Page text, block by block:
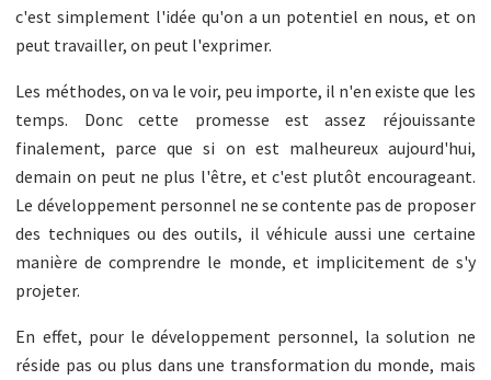
c'est simplement l'idée qu'on a un potentiel en nous, et on
peut travailler, on peut l'exprimer.
Les méthodes, on va le voir, peu importe, il n'en existe que les
temps. Donc cette promesse est assez réjouissante
finalement, parce que si on est malheureux aujourd'hui,
demain on peut ne plus l'être, et c'est plutôt encourageant.
Le développement personnel ne se contente pas de proposer
des techniques ou des outils, il véhicule aussi une certaine
manière de comprendre le monde, et implicitement de s'y
projeter.
En effet, pour le développement personnel, la solution ne
réside pas ou plus dans une transformation du monde, mais